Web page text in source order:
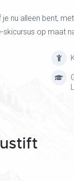
nu alleen bent,
op maat